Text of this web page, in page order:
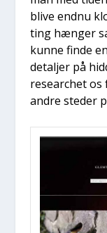
bli­ve end­nu
ting hæn­ger
kun­ne fin­de
detal­jer på
resear­chet
andre ste­der